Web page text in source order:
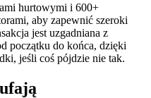
hurtowymi i 600+
aby zapewnić szeroki
jest uzgadniana z
początku do końca, dzięki
jeśli coś pójdzie nie tak.